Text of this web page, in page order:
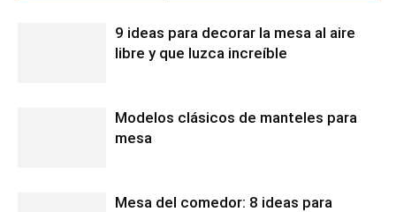
9 ideas para decorar la mesa al aire
libre y que luzca increíble
Modelos clásicos de manteles para
mesa
Mesa del comedor: 8 ideas para